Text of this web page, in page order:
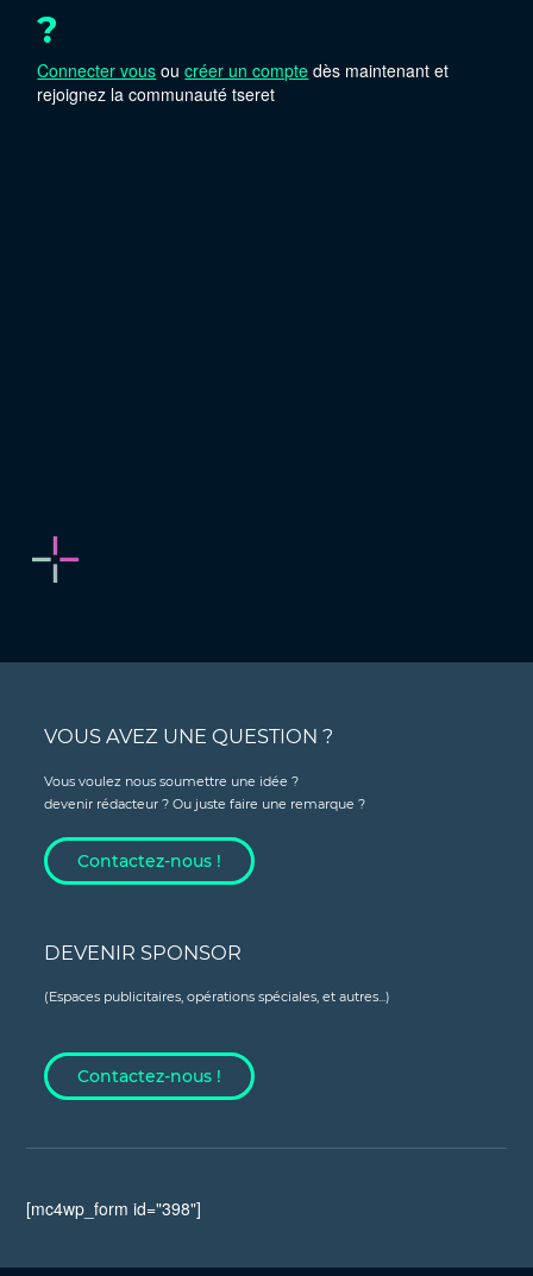
?
Connecter vous oucréer un compte dès maintenant et
rejoignez la communauté tseret
VOUS AVEZ UNE QUESTION ?
Vous voulez nous soumettre une idée ?
devenir rédacteur ? Ou juste faire une remarque ?
Contactez-nous !
DEVENIR SPONSOR
(Espaces publicitaires, opérations spéciales, et autres...)
Contactez-nous !
[mc4wp_form id="398"]